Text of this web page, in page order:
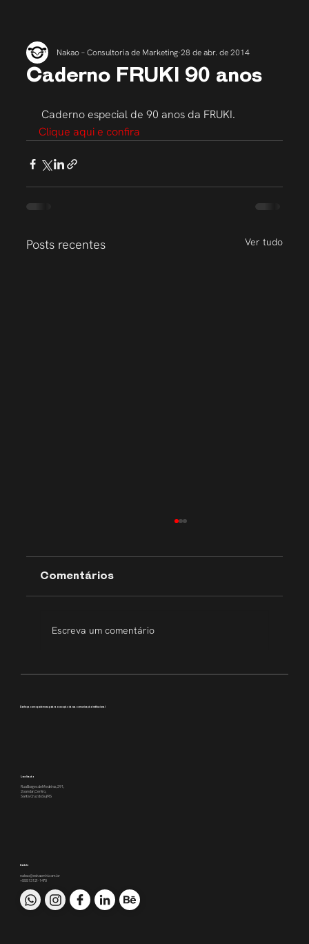
Caderno FRUKI 90 anos
Nakao – Consultoria de Marketing 28 de abr. de 2014
Caderno especial de 90 anos da FRUKI.
Clique aqui e confira
Posts recentes Ver tudo
Comentários
Escreva um comentário
Conheça como podemos apoiar a execução da sua comunicação institucional
Rua Borges de Medeiros, 391,
2o andar, Centro,
Santa Cruz do Sul/RS
Contato
nakao@nakaomkt.com.br
+55 51 3121-1470